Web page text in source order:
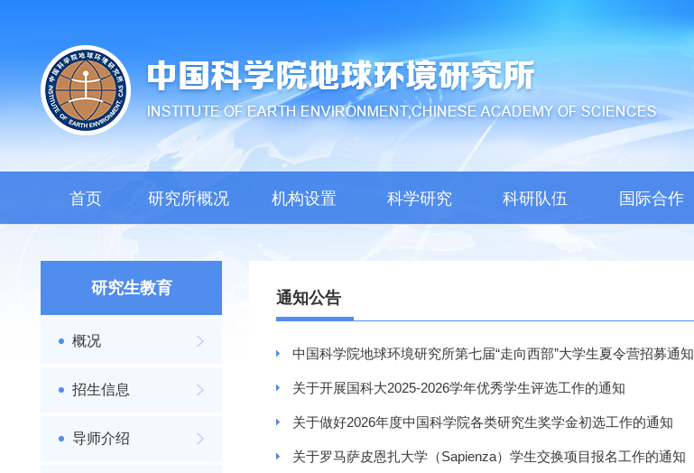
首页 研究所概况 机构设置 科学研究 科研队伍 国际合作
研究生教育
概况
招生信息
导师介绍
通知公告
中国科学院地球环境研究所第七届“走向西部”大学生夏令营招募通知
关于开展国科大2025-2026学年优秀学生评选工作的通知
关于做好2026年度中国科学院各类研究生奖学金初选工作的通知
关于罗马萨皮恩扎大学（Sapienza）学生交换项目报名工作的通知